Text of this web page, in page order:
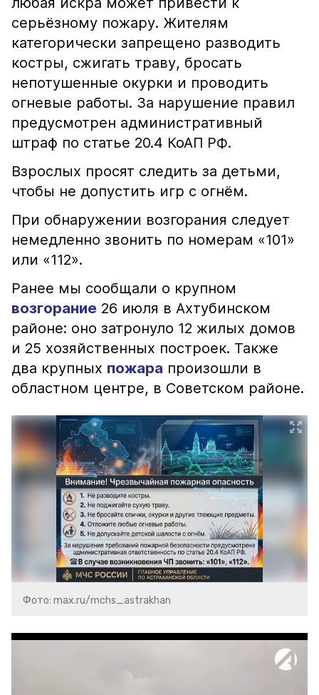
серьёзному пожару. Жителям
категорически запрещено разводить
костры, сжигать траву, бросать
непотушенные окурки и проводить
огневые работы. За нарушение правил
предусмотрен административный
штраф по статье 20.4 КоАП РФ.
Взрослых просят следить за детьми,
чтобы не допустить игр с огнём.
При обнаружении возгорания следует
немедленно звонить по номерам «101»
или «112».
Ранее мы сообщали о крупном
возгорание 26 июля в Ахтубинском
районе: оно затронуло 12 жилых домов
и 25 хозяйственных построек. Также
два крупных пожара произошли в
областном центре, в Советском районе.
Фото: max.ru/mchs_astrakhan